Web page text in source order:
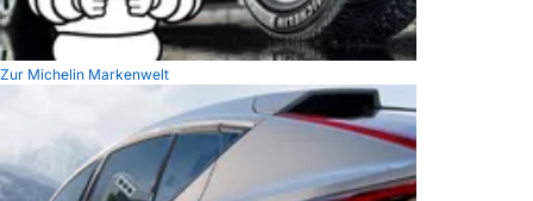
Zur Michelin Markenwelt